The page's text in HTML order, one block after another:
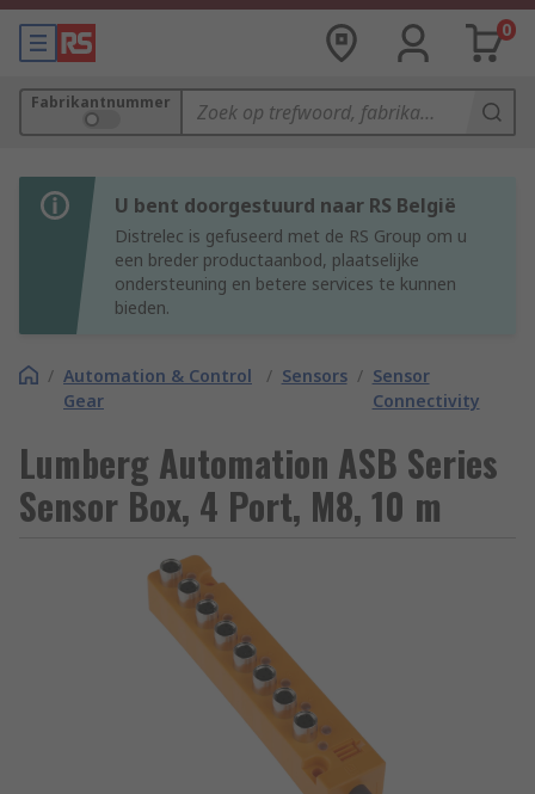
0
Fabrikantnummer
U bent doorgestuurd naar RS België
Distrelec is gefuseerd met de RS Group om u
een breder productaanbod, plaatselijke
ondersteuning en betere services te kunnen
bieden.
/ Automation & Control
Gear
/ Sensors / Sensor
Connectivity
Lumberg Automation ASB Series
Sensor Box, 4 Port, M8, 10 m